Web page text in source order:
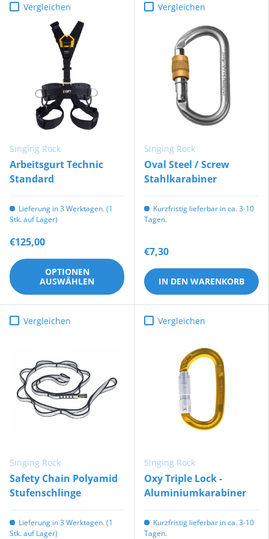
Vergleichen
Singing Rock
Arbeitsgurt Technic
Standard
Lieferung in 3 Werktagen. (1
Stk. auf Lager)
€125,00
OPTIONEN
AUSWÄHLEN
Vergleichen
Singing Rock
Oval Steel / Screw
Stahlkarabiner
Kurzfristig lieferbar in ca. 3-10
Tagen.
€7,30
IN DEN WARENKORB
Vergleichen
Singing Rock
Safety Chain Polyamid
Stufenschlinge
Lieferung in 3 Werktagen. (1
Stk. auf Lager)
Vergleichen
Singing Rock
Oxy Triple Lock -
Aluminiumkarabiner
Kurzfristig lieferbar in ca. 3-10
Tagen.